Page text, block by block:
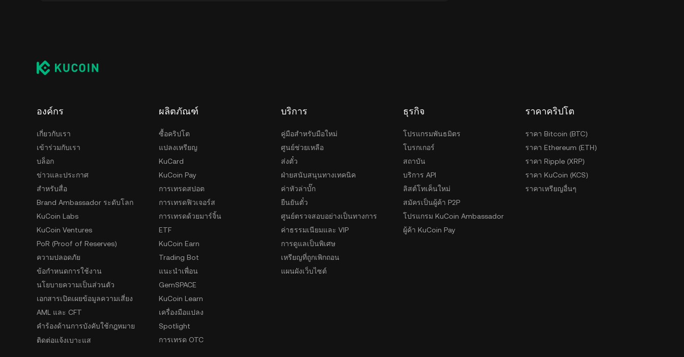
บริการดูแลรักษาคริปโตของบุคคลที่สาม, หรือวอลเล็ตกระดาษ
องค์กร
เกี่ยวกับเรา
เข้าร่วมกับเรา
บล็อก
ข่าวและประกาศ
สำหรับสื่อ
Brand Ambassador ระดับโลก
KuCoin Labs
KuCoin Ventures
PoR (Proof of Reserves)
ความปลอดภัย
ข้อกำหนดการใช้งาน
นโยบายความเป็นส่วนตัว
เอกสารเปิดเผยข้อมูลความเสี่ยง
AML และ CFT
คำร้องด้านการบังคับใช้กฎหมาย
ติดต่อแจ้งเบาะแส
ผลิตภัณฑ์
ซื้อคริปโต
แปลงเหรียญ
KuCard
KuCoin Pay
การเทรดสปอต
การเทรดฟิวเจอร์ส
การเทรดด้วยมาร์จิ้น
ETF
KuCoin Earn
Trading Bot
แนะนำเพื่อน
GemSPACE
KuCoin Learn
เครื่องมือแปลง
Spotlight
การเทรด OTC
บริการ
คู่มือสำหรับมือใหม่
ศูนย์ช่วยเหลือ
ส่งตั๋ว
ฝ่ายสนับสนุนทางเทคนิค
ค่าหัวล่าบั๊ก
ยืนยันตั๋ว
ศูนย์ตรวจสอบอย่างเป็นทางการ
ค่าธรรมเนียมและ VIP
การดูแลเป็นพิเศษ
เหรียญที่ถูกเพิกถอน
แผนผังเว็บไซต์
ธุรกิจ
โปรแกรมพันธมิตร
โบรกเกอร์
สถาบัน
บริการ API
ลิสต์โทเค็นใหม่
สมัครเป็นผู้ค้า P2P
โปรแกรม KuCoin Ambassador
ผู้ค้า KuCoin Pay
ราคาคริปโต
ราคา Bitcoin (BTC)
ราคา Ethereum (ETH)
ราคา Ripple (XRP)
ราคา KuCoin (KCS)
ราคาเหรียญอื่นๆ